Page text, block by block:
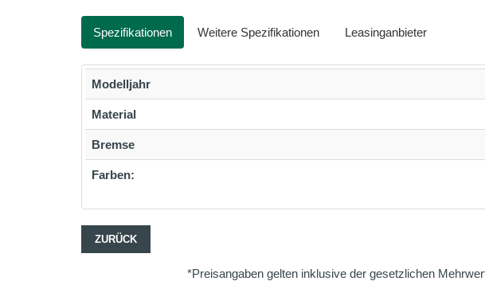
Spezifikationen Weitere Spezifikationen Leasinganbieter
Modelljahr
Material
Bremse
Farben:
ZURÜCK
*Preisangaben gelten inklusive der gesetzlichen